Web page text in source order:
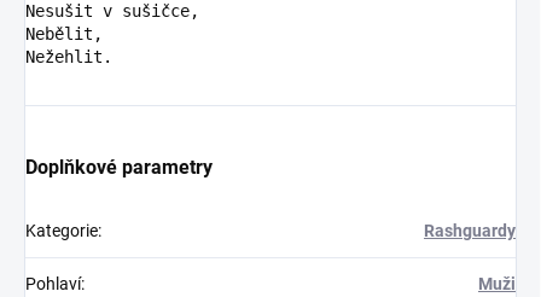
Nesušit v sušičce,
Nebělit,
Nežehlit.
Doplňkové parametry
Kategorie: Rashguardy
Pohlaví: Muži